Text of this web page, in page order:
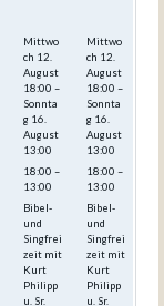
Mittwo
ch 12.
August
18:00 –
Sonnta
g 16.
August
13:00
18:00 –
13:00
Bibel-
und
Singfrei
zeit mit
Kurt
Philipp
u. Sr.
Mittwo
ch 12.
August
18:00 –
Sonnta
g 16.
August
13:00
18:00 –
13:00
Bibel-
und
Singfrei
zeit mit
Kurt
Philipp
u. Sr.